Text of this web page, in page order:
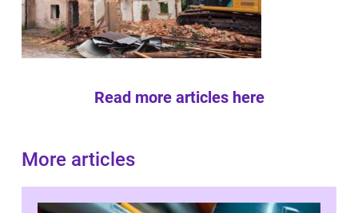
Read more articles here
More articles